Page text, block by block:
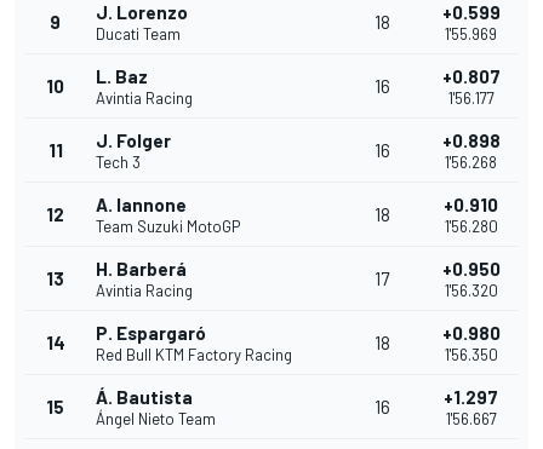
9 J. Lorenzo
Ducati Team
18 +0.599
1'55.969
10 L. Baz
Avintia Racing
16 +0.807
1'56.177
11 J. Folger
Tech 3
16 +0.898
1'56.268
12 A. Iannone
Team Suzuki MotoGP
18 +0.910
1'56.280
13 H. Barberá
Avintia Racing
17 +0.950
1'56.320
14 P. Espargaró
Red Bull KTM Factory Racing
18 +0.980
1'56.350
15 Á. Bautista
Ángel Nieto Team
16 +1.297
1'56.667